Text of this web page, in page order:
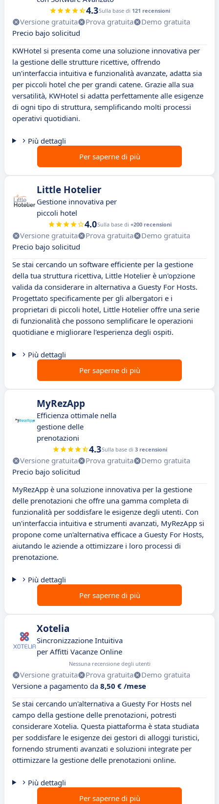
4.3Sulla base di 121 recensioni
Versione gratuita Prova gratuita
Demo gratuita
Precio bajo solicitud
KWHotel si presenta come una soluzione innovativa per
la gestione delle strutture ricettive, offrendo
un'interfaccia intuitiva e funzionalità avanzate, adatta sia
per piccoli hotel che per grandi catene. Grazie alla sua
versatilità, KWHotel si adatta perfettamente alle esigenze
di ogni tipo di struttura, semplificando molti processi
operativi quotidiani.
Più dettagli
Per saperne di più
Little Hotelier
Gestione innovativa per
piccoli hotel
4.0Sulla base di +200 recensioni
Versione gratuita Prova gratuita
Demo gratuita
Precio bajo solicitud
Se stai cercando un software efficiente per la gestione
della tua struttura ricettiva, Little Hotelier è un'opzione
valida da considerare in alternativa a Guesty For Hosts.
Progettato specificamente per gli albergatori e i
proprietari di piccoli hotel, Little Hotelier offre una serie
di funzionalità che possono semplificare le operazioni
quotidiane e migliorare l'esperienza degli ospiti.
Più dettagli
Per saperne di più
MyRezApp
Efficienza ottimale nella
gestione delle
prenotazioni
4.3Sulla base di 3 recensioni
Versione gratuita Prova gratuita
Demo gratuita
Precio bajo solicitud
MyRezApp è una soluzione innovativa per la gestione
delle prenotazioni che offre una gamma completa di
funzionalità per soddisfare le esigenze degli utenti. Con
un'interfaccia intuitiva e strumenti avanzati, MyRezApp si
propone come un'alternativa efficace a Guesty For Hosts,
aiutando le aziende a ottimizzare i loro processi di
prenotazione.
Più dettagli
Per saperne di più
Xotelia
Sincronizzazione Intuitiva
per Affitti Vacanze Online
Nessuna recensione degli utenti
Versione gratuita Prova gratuita
Demo gratuita
Versione a pagamento da 8,50 € /mese
Se stai cercando un'alternativa a Guesty For Hosts nel
campo della gestione delle prenotazioni, potresti
considerare Xotelia. Questa piattaforma è stata studiata
per soddisfare le esigenze dei gestori di alloggi turistici,
fornendo strumenti avanzati e soluzioni integrate per
ottimizzare la gestione delle prenotazioni online.
Più dettagli
Per saperne di più